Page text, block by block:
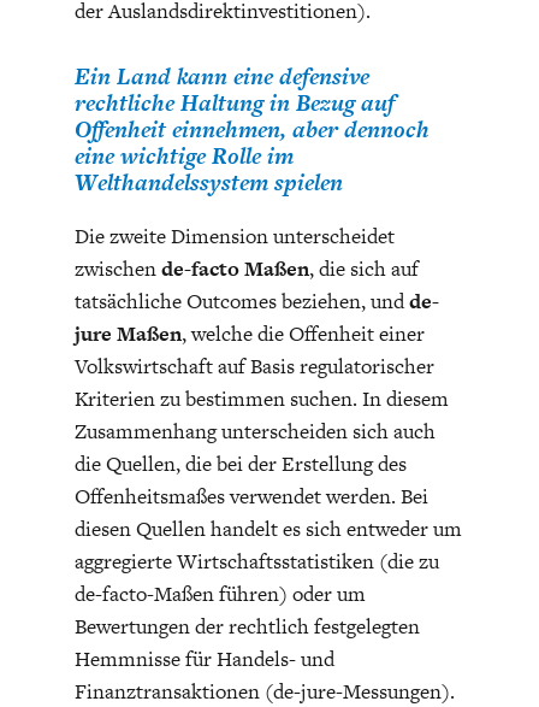
BGE-INFOGRAFIK
USA
der Auslandsdirektinvestitionen).
Ein Land kann eine defensive
rechtliche Haltung in Bezug auf
Offenheit einnehmen, aber dennoch
eine wichtige Rolle im
Welthandelssystem spielen
Die zweite Dimension unterscheidet
zwischende-facto Maßen, die sich auf
tatsächliche Outcomes beziehen, undde-
jure Maßen, welche die Offenheit einer
Volkswirtschaft auf Basis regulatorischer
Kriterien zu bestimmen suchen. In diesem
Zusammenhang unterscheiden sich auch
die Quellen, die bei der Erstellung des
Offenheitsmaßes verwendet werden. Bei
diesen Quellen handelt es sich entweder um
aggregierte Wirtschaftsstatistiken (die zu
de-facto-Maßen führen) oder um
Bewertungen der rechtlich festgelegten
Hemmnisse für Handels- und
Finanztransaktionen (de-jure-Messungen).